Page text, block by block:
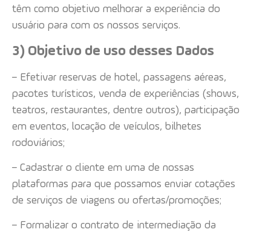
têm como objetivo melhorar a experiência do
usuário para com os nossos serviços.
3) Objetivo de uso desses Dados
– Efetivar reservas de hotel, passagens aéreas,
pacotes turísticos, venda de experiências (shows,
teatros, restaurantes, dentre outros), participação
em eventos, locação de veículos, bilhetes
rodoviários;
– Cadastrar o cliente em uma de nossas
plataformas para que possamos enviar cotações
de serviços de viagens ou ofertas/promoções;
– Formalizar o contrato de intermediação da